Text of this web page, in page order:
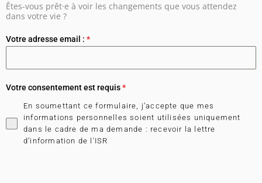
Êtes-vous prêt·e à voir les changements que vous attendez
dans votre vie ?
Votre adresse email : *
Votre consentement est requis*
En soumettant ce formulaire, j’accepte que mes
informations personnelles soient utilisées uniquement
dans le cadre de ma demande : recevoir la lettre
d’information de l'ISR